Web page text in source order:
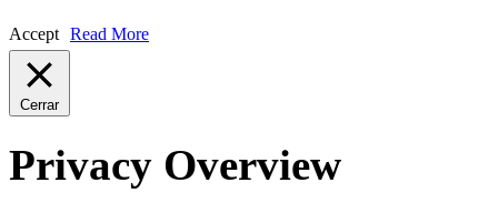
Accept Read More
Cerrar
Privacy Overview